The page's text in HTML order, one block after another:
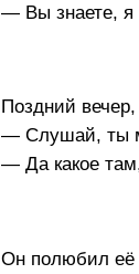
— Вы знаете, я
Поздний вечер,
— Слушай, ты
— Да какое
Он полюбил её